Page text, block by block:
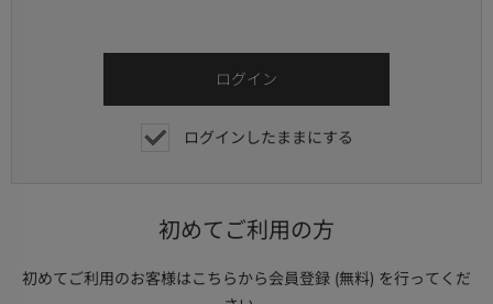
ログインしたままにする
初めてご利用の方
初めてご利用のお客様はこちらから会員登録 (無料) を行ってくだ